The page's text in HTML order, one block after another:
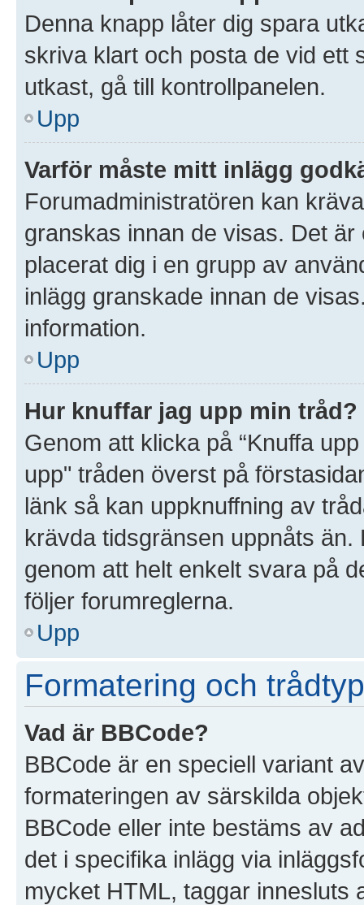
Denna knapp låter dig spara
skriva klart och posta de vid ett
utkast, gå till kontrollpanelen.
Upp
Varför måste mitt inlägg
Forumadministratören kan
granskas innan de visas. Det
placerat dig i en grupp av
inlägg granskade innan de
information.
Upp
Hur knuffar jag upp min tråd?
Genom att klicka på “Knuffa
upp" tråden överst på
länk så kan uppknuffning av
krävda tidsgränsen uppnåts
genom att helt enkelt svara på
följer forumreglerna.
Upp
Formatering och
Vad är BBCode?
BBCode är en speciell variant
formateringen av särskilda
BBCode eller inte bestäms av
det i specifika inlägg via
mycket HTML, taggar innesluts